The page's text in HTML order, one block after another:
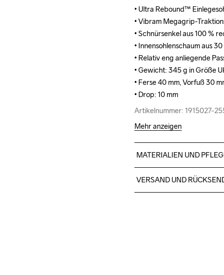
• Ultra Rebound™
• Vibram Megagrip-
• Schnürsenkel aus 100 %
• Innensohlenschaum aus
• Relativ eng anliegende
• Gewicht: 345 g in Größe
• Ferse 40 mm, Vorfuß 30
• Drop: 10 mm
Artikelnummer: 1915027-
• Ultra Rebound™
• Vibram Megagrip-
• Schnürsenkel aus 100 %
• Innensohlenschaum aus
• Relativ eng anliegende
• Gewicht: 345 g in Größe
• Ferse 40 mm, Vorfuß 30
• Drop: 10 mm
Artikelnummer: 1915027-
Mehr anzeigen
MATERIALIEN UND
Upper 59% Polyester,
Padding 100% Polyester,
VERSAND UND